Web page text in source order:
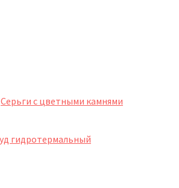
Серьги с цветными камнями
гидротермальный